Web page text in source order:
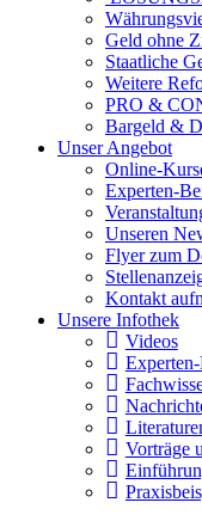
Geld ohne
Staatliche
Weitere
PRO &
Bargeld &
Unser Angebot
Online-
Experten-
Unseren
Flyer zum
Kontakt
Unsere Infothek
Videos
Vorträge